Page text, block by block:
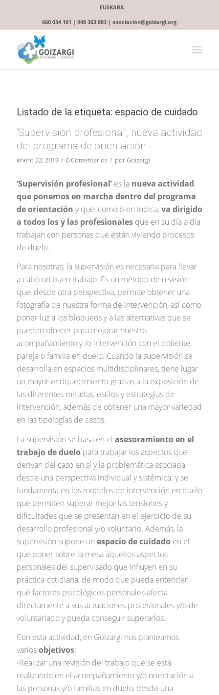
EUSKARA
660 034 101 | 948 363 883 | asociacion@goizargi.org
Listado de la etiqueta: espacio de cuidado
‘Supervisión profesional’, nueva actividad
del programa de orientación
enero 22, 2019 / 0 Comentarios / porGoizargi
‘Supervisión profesional’es la nueva actividad
que ponemos en marcha dentro del programa
de orientación y que, como bien indica,va dirigido
a todos los y las profesionalesque en su día a día
trabajan con personas que están viviendo procesos
de duelo.
Para nosotras, la supervisión es necesaria para llevar
a cabo un buen trabajo. Es un método de revisión
que, desde otra perspectiva, permite obtener una
fotografía de nuestra forma de intervención, así como
poner luz a los bloqueos y a las alternativas que se
pueden ofrecer para mejorar nuestro
acompañamiento y /o intervención con el doliente,
pareja o familia en duelo. Cuando la supervisión se
desarrolla en espacios multidisciplinares, tiene lugar
un mayor enriquecimiento gracias a la exposición de
las diferentes miradas, estilos y estrategias de
intervención, además de obtener una mayor variedad
en las tipologías de casos.
La supervisión se basa en el asesoramiento en el
trabajo de duelopara trabajar los aspectos que
derivan del caso en sí y la problemática asociada
desde una perspectiva individual y sistémica; y se
fundamenta en los modelos de intervención en duelo
que permiten superar mejor las tensiones y
dificultades que se presentan en el ejercicio de su
desarrollo profesional y/o voluntario. Además, la
supervisión supone un espacio de cuidadoen el
que poner sobre la mesa aquellos aspectos
personales del supervisado que influyen en su
práctica cotidiana, de modo que pueda entender
qué factores psicológicos personales afecta
directamente a sus actuaciones profesionales y/o de
voluntariado y pueda conseguir superarlos.
Con esta actividad, en Goizargi nos planteamos
variosobjetivos:
-Realizar una revisión del trabajo que se está
realizando en el acompañamiento y/o orientación a
las personas y/o familias en duelo, desde una